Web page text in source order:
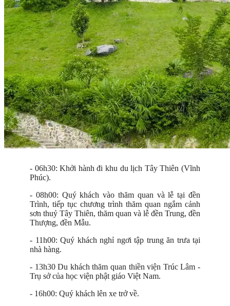
- 06h30: Khởi hành đi khu du lịch Tây Thiên (Vĩnh
Phúc).
- 08h00: Quý khách vào thăm quan và lễ tại đền
Trình, tiếp tục chương trình thăm quan ngắm cảnh
sơn thuỷ Tây Thiên, thăm quan và lễ đền Trung, đền
Thượng, đền Mẫu.
- 11h00: Quý khách nghỉ ngơi tập trung ăn trưa tại
nhà hàng.
- 13h30 Du khách thăm quan thiền viện Trúc Lâm -
Trụ sở của học viện phật giáo Việt Nam.
- 16h00: Quý khách lên xe trở về.